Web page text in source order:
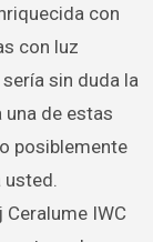
con
con luz
sin duda la
una de estas
posiblemente
IWC